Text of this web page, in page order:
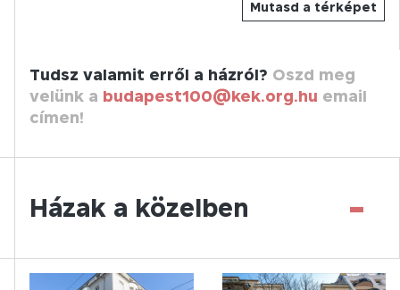
Mutasd a térképet
Tudsz valamit erről a házról? Oszd meg
velünk a budapest100@kek.org.hu email
címen!
Házak a közelben -